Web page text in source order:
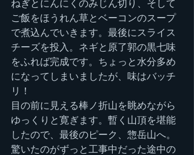
ねぎとにんにくのみじん切り、そして
ご飯をほうれん草とベーコンのスープ
で煮込んでいきます。最後にスライス
チーズを投入。ネギと原了郭の黒七味
をふれば完成です。ちょっと水分多め
になってしまいましたが、味はバッチ
リ！
目の前に見える棒ノ折山を眺めながら
ゆっくりと寛ぎます。暫く山頂を堪能
したので、最後のピーク、惣岳山へ。
驚いたのがずっと工事中だった途中の